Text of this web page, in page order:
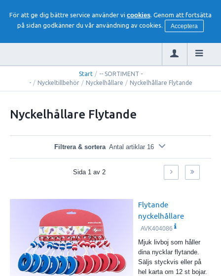
För att ge dig bättre service använder vi cookies. Genom att fortsätta
på sidan godkänner du vår användning av cookies.
Acceptera
Start / -- SORTIMENT -
- / Nyckeltillbehör / Nyckelhållare / Nyckelhållare Flytande
Nyckelhållare Flytande
Filtrera & sortera Antal artiklar 16
Sida 1 av 2
Flytande
nyckelhållare
AVK404086
Mjuk livboj som håller
dina nycklar flytande.
Säljs styckvis eller på
hel karta om 12 st bojar.